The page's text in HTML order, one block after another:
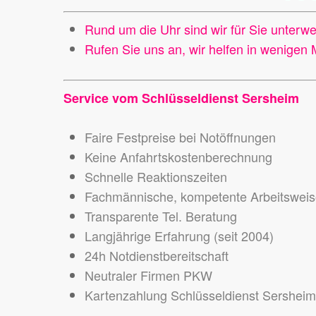
Rund um die Uhr sind wir für Sie
Rufen Sie uns an, wir helfen in wenigen
Service vom Schlüsseldienst Sersheim
Faire Festpreise bei Notöffnungen
Keine Anfahrtskostenberechnung
Schnelle Reaktionszeiten
Fachmännische, kompetente
Transparente Tel. Beratung
Langjährige Erfahrung (seit 2004)
24h Notdienstbereitschaft
Neutraler Firmen PKW
Kartenzahlung Schlüsseldienst Sersheim